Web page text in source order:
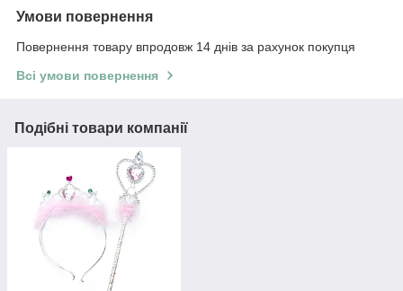
Умови повернення
Повернення товару впродовж 14 днів за рахунок покупця
Всі умови повернення
Подібні товари компанії